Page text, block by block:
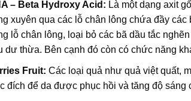
– Beta Hydroxy Acid: Là một dạng axit
xuyên qua các lỗ chân lông chứa đầy
lỗ chân lông, loại bỏ các bã dầu tắc
dư thừa. Bên cạnh đó còn có chức năng
Fruit: Các loại quả như quả việt quất,
đích để da được phục hồi và tăng độ sáng